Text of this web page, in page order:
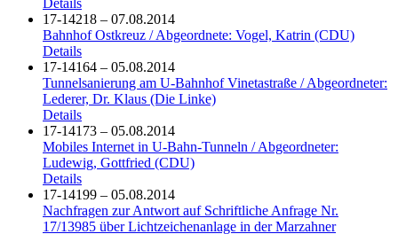
17-14218 – 07.08.2014
Bahnhof Ostkreuz / Abgeordnete: Vogel, Katrin (CDU)
Details
17-14164 – 05.08.2014
Tunnelsanierung am U-Bahnhof Vinetastraße / Abgeordneter:
Lederer, Dr. Klaus (Die Linke)
Details
17-14173 – 05.08.2014
Mobiles Internet in U-Bahn-Tunneln / Abgeordneter:
Ludewig, Gottfried (CDU)
Details
17-14199 – 05.08.2014
Nachfragen zur Antwort auf Schriftliche Anfrage Nr.
17/13985 über Lichtzeichenanlage in der Marzahner